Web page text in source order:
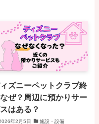
ズニーペットクラブ終
ぜ？周辺に預かりサー
はある？
年2月5日 施設・設備